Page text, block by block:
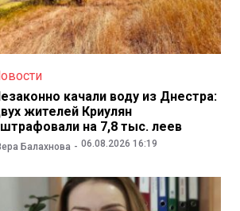
качали воду из Днестра:
жителей Криулян
на 7,8 тыс. леев
Балахнова 06.08.2026 16:19